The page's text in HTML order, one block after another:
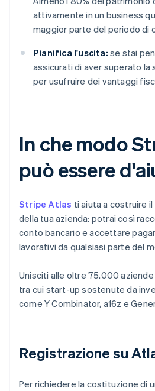
attivamente in un business
maggior parte del periodo di
Pianifica l'uscita: se stai
assicurati di aver superato la
per usufruire dei vantaggi
In che modo
può essere
Stripe Atlas ti aiuta a costruire
della tua azienda: potrai così
conto bancario e accettare
lavorativi da qualsiasi parte del
Unisciti alle oltre 75.000
tra cui start-up sostenute da
come Y Combinator, a16z e
Registrazione su
Per richiedere la costituzione di